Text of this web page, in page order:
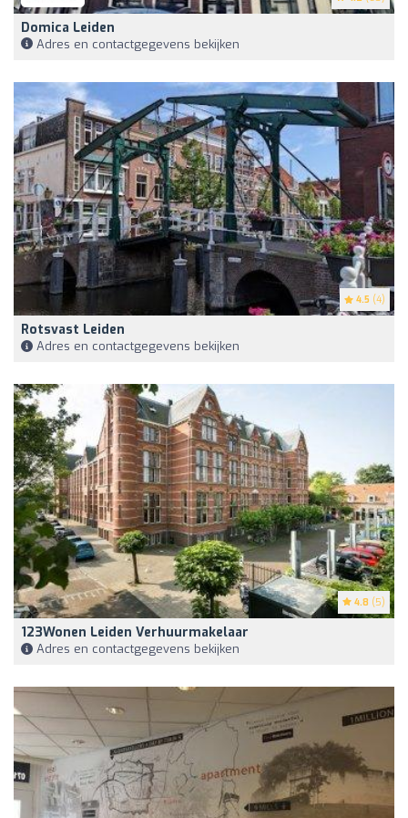
Domica Leiden
Adres en contactgegevens bekijken
4.5 (4)
Rotsvast Leiden
Adres en contactgegevens bekijken
4.8 (5)
123Wonen Leiden Verhuurmakelaar
Adres en contactgegevens bekijken